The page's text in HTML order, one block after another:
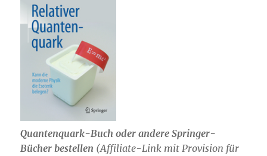
Quantenquark-Buch oder andere Springer-
Bücher bestellen (Affiliate-Link mit Provision für